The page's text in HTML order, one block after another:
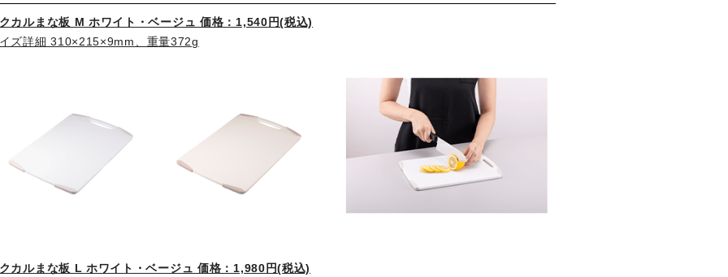
カルまな板 M ホワイト・ベージュ 価格：1,540円(税込)
ズ詳細 310×215×9mm、重量372g
カルまな板 L ホワイト・ベージュ 価格：1,980円(税込)